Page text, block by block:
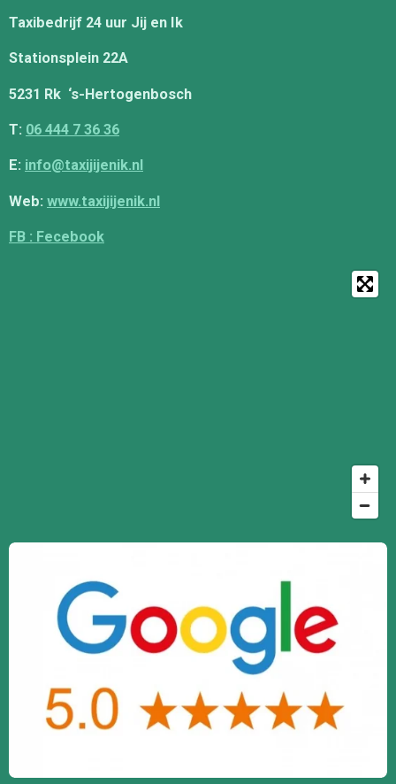
Taxibedrijf 24 uur Jij en Ik
Stationsplein 22A
5231 Rk ‘s-Hertogenbosch
T: 06 444 7 36 36
E: info@taxijijenik.nl
Web: www.taxijijenik.nl
FB : Fecebook